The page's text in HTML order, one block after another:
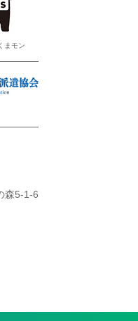
まモン
森5-1-6